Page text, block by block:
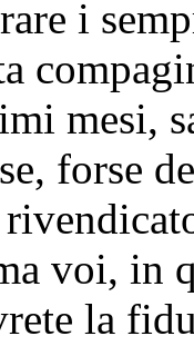
i
mesi,
forse
voi, in
la